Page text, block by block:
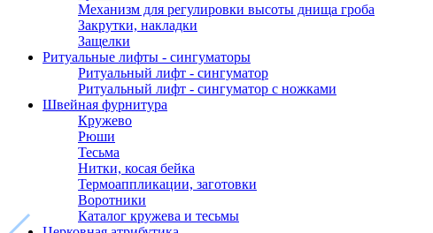
Механизм для регулировки высоты днища гроба
Закрутки, накладки
Защелки
Ритуальные лифты - сингуматоры
Ритуальный лифт - сингуматор
Ритуальный лифт - сингуматор с ножками
Швейная фурнитура
Кружево
Рюши
Тесьма
Нитки, косая бейка
Термоаппликации, заготовки
Воротники
Каталог кружева и тесьмы